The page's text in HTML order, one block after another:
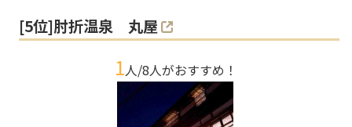
[5位]肘折温泉 丸屋
1人/8人がおすすめ！